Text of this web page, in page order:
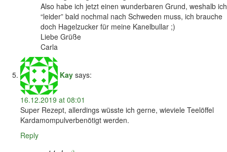
Also habe ich jetzt einen wunderbaren Grund, weshalb ich
“leider” bald nochmal nach Schweden muss, ich brauche
doch Hagelzucker für meine Kanelbullar ;)
Liebe Grüße
Carla
Kay says:
16.12.2019 at 08:01
Super Rezept, allerdings wüsste ich gerne, wieviele Teelöffel
Kardamompulverbenötigt werden.
Reply